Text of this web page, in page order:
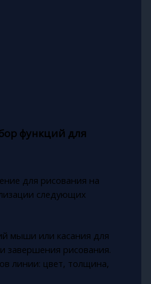
функций для
для рисования на
следующих
мыши или касания для
завершения рисования.
линии: цвет, толщина,